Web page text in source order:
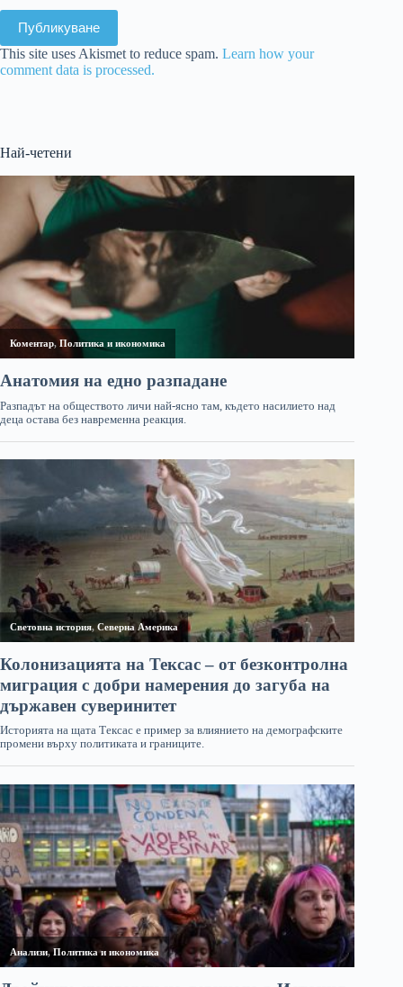
Публикуване
This site uses Akismet to reduce spam. Learn how your
comment data is processed.
Най-четени